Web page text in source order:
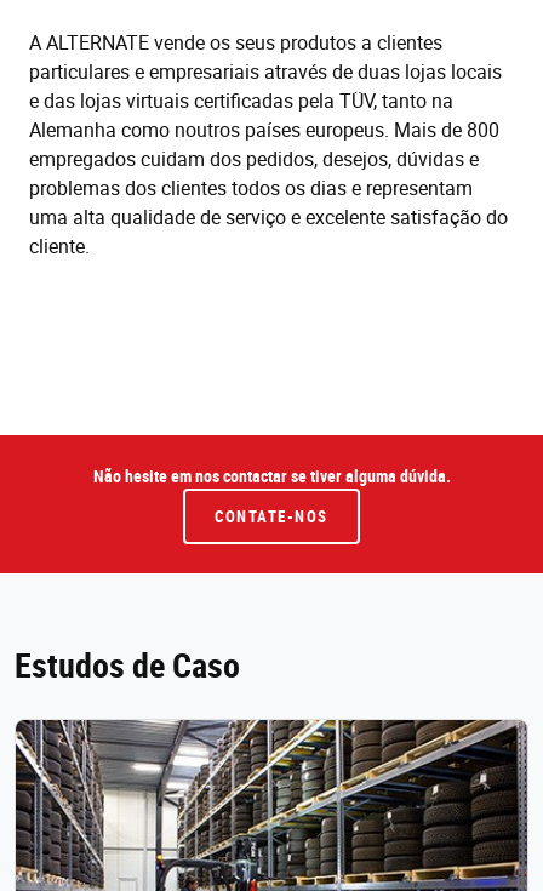
A ALTERNATE vende os seus produtos a clientes
particulares e empresariais através de duas lojas locais
e das lojas virtuais certificadas pela TÜV, tanto na
Alemanha como noutros países europeus. Mais de 800
empregados cuidam dos pedidos, desejos, dúvidas e
problemas dos clientes todos os dias e representam
uma alta qualidade de serviço e excelente satisfação do
cliente.
Não hesite em nos contactar se tiver alguma dúvida.
CONTATE-NOS
Estudos de Caso